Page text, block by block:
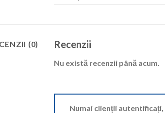
(0) Recenzii
Nu există recenzii până acum.
Numai clienții